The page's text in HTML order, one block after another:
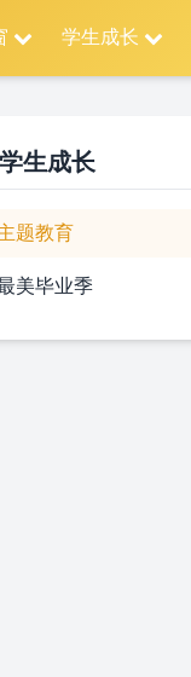
学生成长
学生成长
题教育
美毕业季